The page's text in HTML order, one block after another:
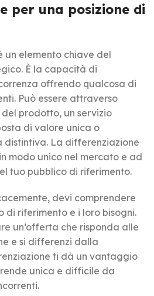
per una posizione di
un elemento chiave del
È la capacità di
offrendo qualcosa di
Può essere attraverso
prodotto, un servizio
di valore unica o
distintiva. La differenziazione
modo unico nel mercato e ad
tuo pubblico di riferimento.
devi comprendere
di riferimento e i loro bisogni.
un’offerta che risponda alle
e si differenzi dalla
ti dà un vantaggio
unica e difficile da